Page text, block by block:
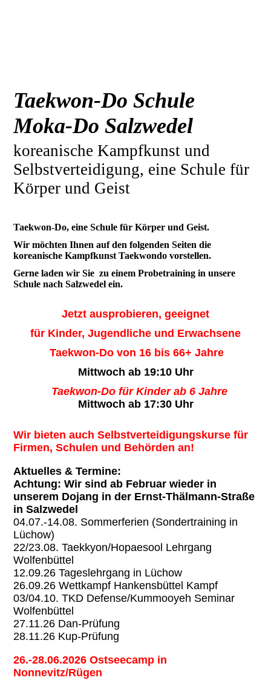
Taekwon-Do Schule
Moka-Do Salzwedel
koreanische Kampfkunst und
Selbstverteidigung, eine Schule für
Körper und Geist
Taekwon-Do, eine Schule für Körper und Geist.
Wir möchten Ihnen auf den folgenden Seiten die
koreanische Kampfkunst Taekwondo vorstellen.
Gerne laden wir Sie zu einem Probetraining in unsere
Schule nach Salzwedel ein.
Jetzt ausprobieren, geeignet
für Kinder, Jugendliche und Erwachsene
Taekwon-Do von 16 bis 66+ Jahre
Mittwoch ab 19:10 Uhr
Taekwon-Do für Kinder ab 6 Jahre
Mittwoch ab 17:30 Uhr
Wir bieten auch Selbstverteidigungskurse für
Firmen, Schulen und Behörden an!
Aktuelles & Termine:
Achtung: Wir sind ab Februar wieder in
unserem Dojang in der Ernst-Thälmann-Straße
in Salzwedel
04.07.-14.08. Sommerferien (Sondertraining in
Lüchow)
22/23.08. Taekkyon/Hopaesool Lehrgang
Wolfenbüttel
12.09.26 Tageslehrgang in Lüchow
26.09.26 Wettkampf Hankensbüttel Kampf
03/04.10. TKD Defense/Kummooyeh Seminar
Wolfenbüttel
27.11.26 Dan-Prüfung
28.11.26 Kup-Prüfung
26.-28.06.2026 Ostseecamp in
Nonnevitz/Rügen